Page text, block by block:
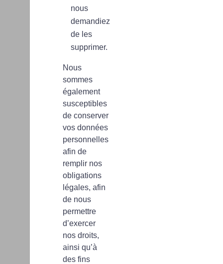
nous
demandiez
de les
supprimer.
Nous
sommes
également
susceptibles
de conserver
vos données
personnelles
afin de
remplir nos
obligations
légales, afin
de nous
permettre
d’exercer
nos droits,
ainsi qu’à
des fins